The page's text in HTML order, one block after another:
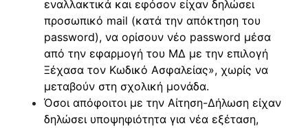
εναλλακτικά και εφόσον είχαν δηλώσει
προσωπικό mail (κατά την απόκτηση του
password), να ορίσουν νέο password μέσα
από την εφαρμογή του ΜΔ με την επιλογή
Ξέχασα τον Κωδικό Ασφαλείας», χωρίς να
μεταβούν στη σχολική μονάδα.
Όσοι απόφοιτοι με την Αίτηση-Δήλωση είχαν
δηλώσει υποψηφιότητα για νέα εξέταση,